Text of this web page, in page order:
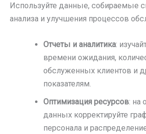
Используйте данные, собираемые
анализа и улучшения процессов
Отчеты и аналитика:
времени ожидания,
обслуженных клиентов и
показателям.
Оптимизация ресурсов: на
данных корректируйте
персонала и